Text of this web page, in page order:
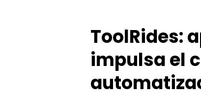
ToolRides:
impulsa el